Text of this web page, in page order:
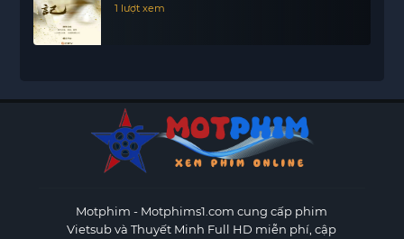
1 lượt xem
Motphim - Motphims1.com cung cấp phim
Vietsub và Thuyết Minh Full HD miễn phí, cập